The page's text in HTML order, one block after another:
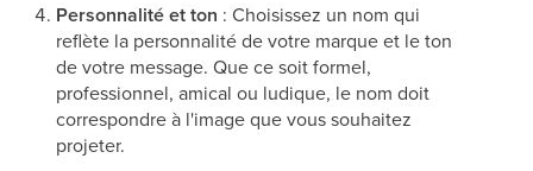
Personnalité et ton : Choisissez un nom qui
reflète la personnalité de votre marque et le ton
de votre message. Que ce soit formel,
professionnel, amical ou ludique, le nom doit
correspondre à l'image que vous souhaitez
projeter.